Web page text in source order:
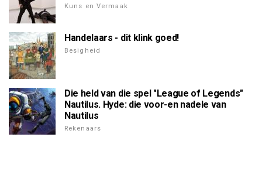
Kuns en Vermaak
Handelaars - dit klink goed!
Besigheid
Die held van die spel "League of Legends"
Nautilus. Hyde: die voor-en nadele van
Nautilus
Rekenaars